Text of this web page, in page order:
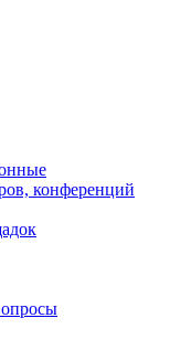
конференций